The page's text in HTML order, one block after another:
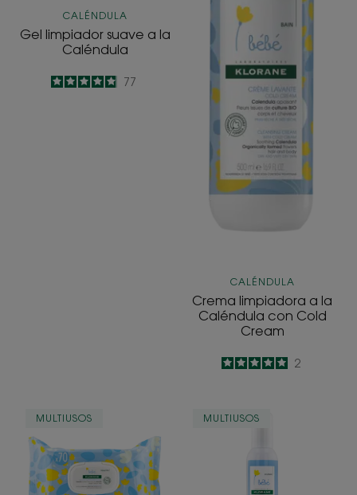
CALÉNDULA
Gel limpiador suave a la
Caléndula
4.9
/
5
77
CALÉNDULA
Crema limpiadora a la
Caléndula con Cold
Cream
5
/
5
2
suaves
MULTIUSOS
cambio
de
MULTIUSOS